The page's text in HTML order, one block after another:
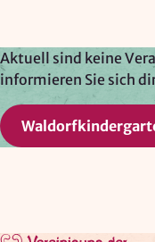
Aktuell sind keine
informieren Sie sich
Optionale
Videos von
Cookies für die
Nutzenden von
Einwilligung